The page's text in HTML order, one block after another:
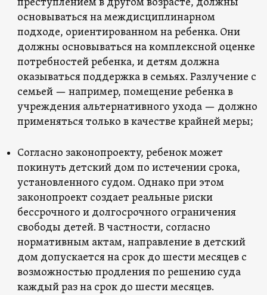
основываться на междисциплинарном
подходе, ориентированном на ребенка. Они
должны основываться на комплексной оценке
потребностей ребенка, и детям должна
оказываться поддержка в семьях. Разлучение с
семьей — например, помещение ребенка в
учреждения альтернативного ухода — должно
применяться только в качестве крайней меры;
Согласно законопроекту, ребенок может
покинуть детский дом по истечении срока,
установленного судом. Однако при этом
законопроект создает реальные риски
бессрочного и долгосрочного ограничения
свободы детей. В частности, согласно
нормативным актам, направление в детский
дом допускается на срок до шести месяцев с
возможностью продления по решению суда
каждый раз на срок до шести месяцев.